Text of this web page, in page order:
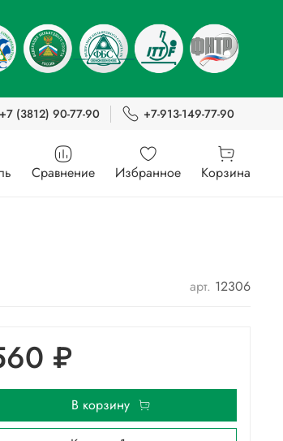
+7 (3812) 90-77-90 +7-913-149-77-90
Сравнение Избранное Корзина
арт. 12306
₽
В корзину